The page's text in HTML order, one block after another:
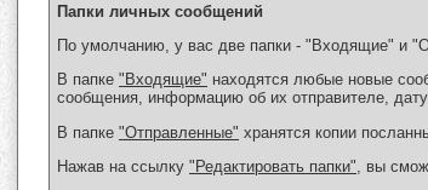
Папки личных сообщений
По умолчанию, у вас две папки - "Входящие" и
В папке "Входящие" находятся любые новые
сообщения, информацию об их отправителе,
В папке "Отправленные" хранятся копии
Нажав на ссылку "Редактировать папки" , вы